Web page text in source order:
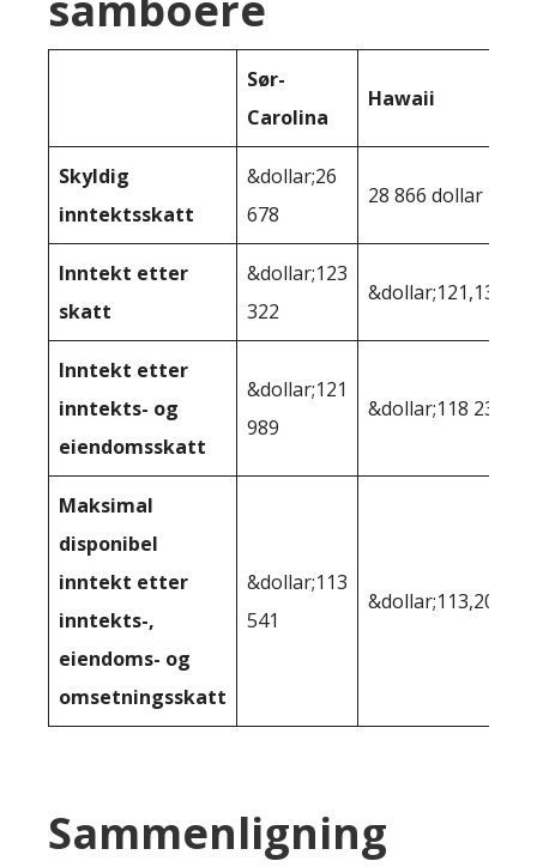
Sør-
Carolina
Hawaii
Skyldig
inntektsskatt
&dollar;26
678
28 866 dollar
Inntekt etter
skatt
&dollar;123
322
&dollar;121,134
Inntekt etter
inntekts- og
eiendomsskatt
&dollar;121
989
&dollar;118 234
Maksimal
disponibel
inntekt etter
inntekts-,
eiendoms- og
omsetningsskatt
&dollar;113
541
&dollar;113,208
Sammenligning